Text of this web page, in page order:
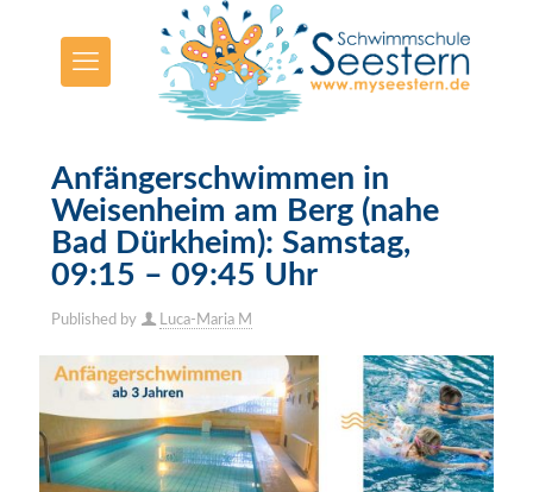
Anfängerschwimmen in
Weisenheim am Berg (nahe
Bad Dürkheim): Samstag,
09:15 – 09:45 Uhr
Published by Luca-Maria M